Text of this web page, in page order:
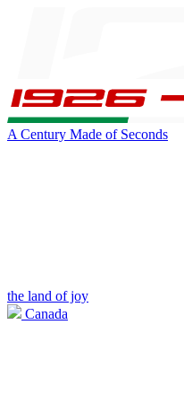
A Century Made of Seconds
the land of joy
Canada